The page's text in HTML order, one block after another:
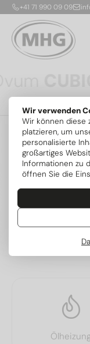
Wir verwenden
Wir können diese
platzieren, um
personalisierte
großartiges
Informationen zu
öffnen Sie die
+41 71 990 09 09
Ovum
Die CUBIC
Propan-
Gebäude.
ist die
zusätzliche
flexibel
sich exakt
erweitern –
Mehr
Beliebte